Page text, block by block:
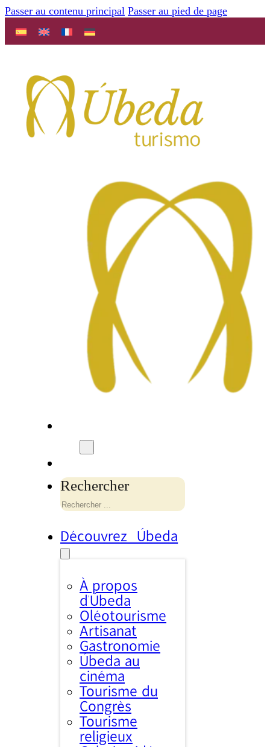
Passer au contenu principal Passer au pied de page
Rechercher
Découvrez Úbeda
À propos
d’Úbeda
Oléotourisme
Artisanat
Gastronomie
Úbeda au
cinéma
Tourisme du
Congrès
Tourisme
religieux